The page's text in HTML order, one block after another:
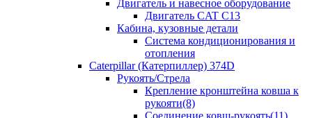
Двигатель и навесное оборудование
Двигатель CAT C13
Кабина, кузовные детали
Система кондиционирования и
отопления
Caterpillar (Катерпиллер) 374D
Рукоять/Стрела
Крепление кронштейна ковша к
рукояти(8)
Соединение ковш-рукоять(11)